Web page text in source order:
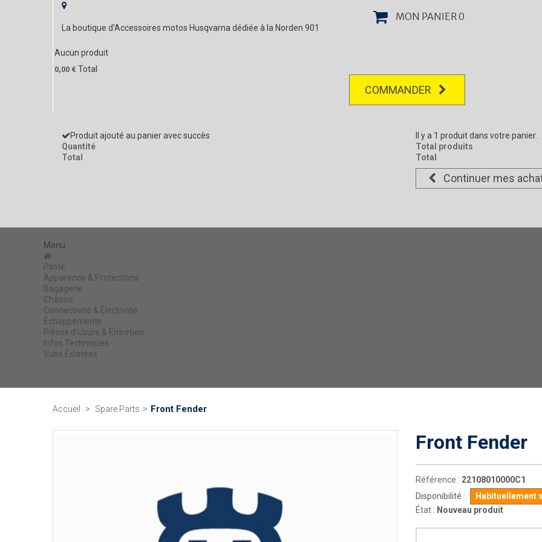
La boutique d'Accessoires motos Husqvarna dédiée à la Norden 901
MON PANIER0
Aucun produit
0,00 € Total
COMMANDER
Produit ajouté au panier avec succès
Quantité
Total
Il y a 1 produit dans votre panier.
Total produits
Total
Continuer mes
Menu
Pilote
Apparence & Protections
Bagagerie
Châssis
Connectivité & Électricité
Échappements
Pièces d'Usure & Entretien
Infos Techniques
Vues Éclatées
Accueil > Spare Parts > Front Fender
Front Fender
Référence : 22108010000C1
Disponibilité :
Habituellement
État : Nouveau produit